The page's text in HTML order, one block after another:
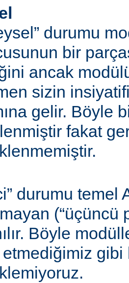
durumu
bir
ancak
sizin
gelir. Böyle
fakat
durumu temel
(“üçüncü
Böyle
gibi